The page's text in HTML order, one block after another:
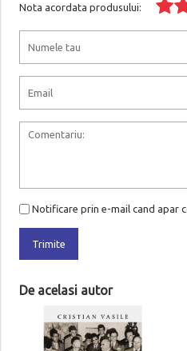
Nota acordata produsului:
Notificare prin e-mail cand apar
Trimite
De acelasi autor